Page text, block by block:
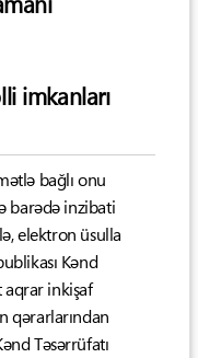
imkanları
bağlı onu
barədə inzibati
elektron üsulla
Kənd
aqrar inkişaf
qərarlarından
Təsərrüfatı